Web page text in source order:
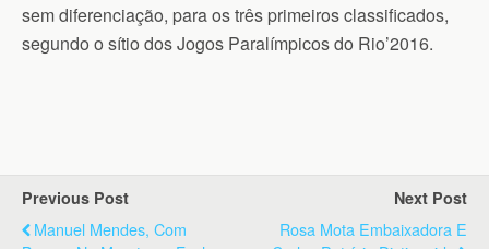
sem diferenciação, para os três primeiros classificados,
segundo o sítio dos Jogos Paralímpicos do Rio’2016.
Previous Post
Manuel Mendes, Com
Next Post
Rosa Mota Embaixadora E